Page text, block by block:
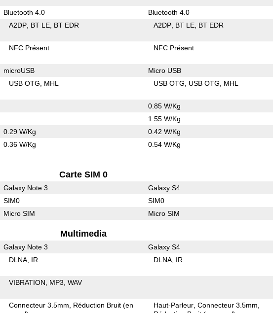
Bluetooth 4.0 Bluetooth 4.0
A2DP BT LE BT EDR A2DP BT LE BT EDR
NFC Présent NFC Présent
microUSB Micro USB
USB OTG MHL USB OTG USB OTG MHL
0.85 W/Kg
1.55 W/Kg
0.29 W/Kg 0.42 W/Kg
0.36 W/Kg 0.54 W/Kg
Carte SIM 0
Galaxy Note 3 Galaxy S4
SIM0 SIM0
Micro SIM Micro SIM
Multimedia
Galaxy Note 3 Galaxy S4
DLNA IR DLNA IR
VIBRATION MP3 WAV
Connecteur 3.5mm
Réduction Bruit (en
Haut-Parleur Connecteur 3.5mm